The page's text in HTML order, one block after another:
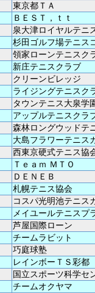
東京都ＴＡ
ＢＥＳＴ，ｔｔ
泉大津ロイヤルテニ
杉田ゴルフ場テニス
領家ローンテニスク
新庄テニスクラブ
クリーンビレッジ
ライジングテニスク
タウンテニス大泉学
アップルテニスクラ
森林ロングウッドテ
大島フラワーテニス
西東京硬式テニス協
Ｔｅａｍ ＭＴＯ
ＤＥＮＥＢ
札幌テニス協会
コスパ光明池テニス
メイユールテニスプ
芦屋国際ローン
チームラビット
巧庭球塾
レインボーＴＳ彩都
国立スポーツ科学セ
チームオクヤマ